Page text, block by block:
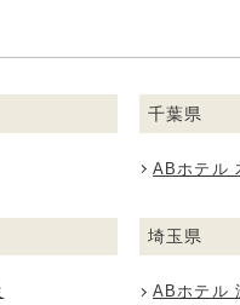
千葉県
ABホテル
埼玉県
ABホテル